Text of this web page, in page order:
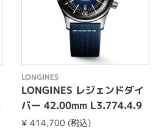
LONGINES
LONGINES レジェンドダイ
バー 42.00mm L3.774.4.9
0.2
¥ 414,700 (税込)